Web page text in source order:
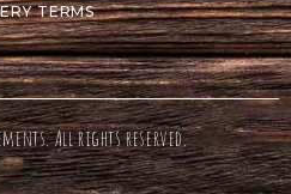
TERMS
. All rights reserved.